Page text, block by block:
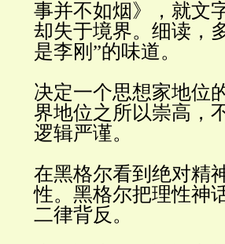
事并不如烟》
，就文
却失于境界。细读，
是李刚 ”的味道。
决定一个思想家地位
界地位之所以崇高，
逻辑严谨。
在黑格尔看到绝对精
性。黑格尔把理性神
二律背反 。